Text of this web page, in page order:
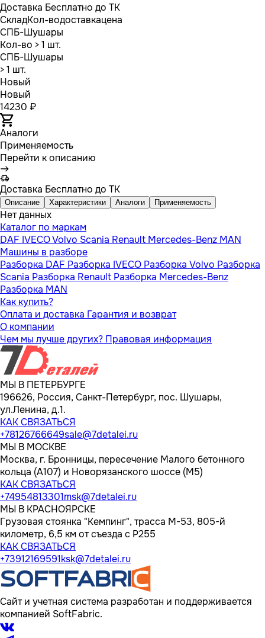
Доставка Бесплатно до ТК
СкладКол-водоставкацена
СПБ-Шушары
Кол-во > 1 шт.
СПБ-Шушары
> 1 шт.
Новый
Новый
14230 ₽
Аналоги
Применяемость
Перейти к описанию
Доставка Бесплатно до ТК
Описание Характеристики Аналоги Применяемость
Нет данных
Каталог по маркам
DAF IVECOVolvo Scania Renault Mercedes-Benz MAN
Машины в разборе
Разборка DAF Разборка IVECO Разборка Volvo Разборка
Scania Разборка Renault Разборка Mercedes-Benz
Разборка MAN
Как купить?
Оплата и доставка Гарантия и возврат
О компании
Чем мы лучше других? Правовая информация
МЫ В ПЕТЕРБУРГЕ
196626, Россия, Санкт-Петербург, пос. Шушары,
ул.Ленина, д.1.
КАК СВЯЗАТЬСЯ
+78126766649sale@7detalei.ru
МЫ В МОСКВЕ
Москва, г. Бронницы, пересечение Малого бетонного
кольца (А107) и Новорязанского шоссе (М5)
КАК СВЯЗАТЬСЯ
+74954813301msk@7detalei.ru
МЫ В КРАСНОЯРСКЕ
Грузовая стоянка "Кемпинг", трасса M-53, 805-й
километр, 6,5 км от съезда с Р255
КАК СВЯЗАТЬСЯ
+73912169591ksk@7detalei.ru
Сайт и учетная система разработан и поддерживается
компанией SoftFabric.